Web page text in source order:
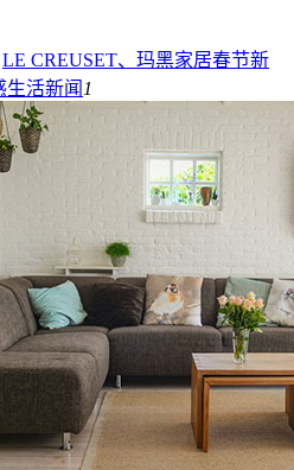
LE CREUSET、玛黑家居春节新
生活新闻1